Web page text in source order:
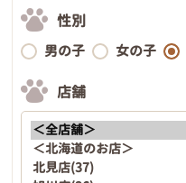
性別
男の子 女の子
店舗